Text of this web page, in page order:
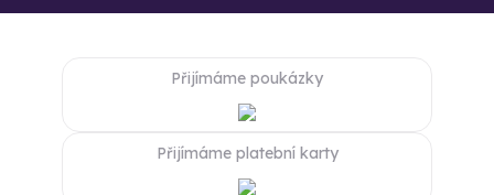
Přijímáme poukázky
Přijímáme platební karty